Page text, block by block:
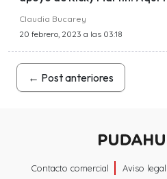
Claudia Bucarey
20 febrero, 2023 a las 03:18
← Post anteriores
Contacto comercial Aviso legal